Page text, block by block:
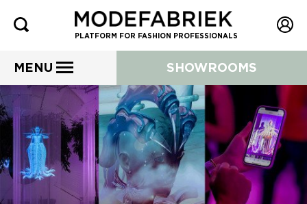
PLATFORM FOR FASHION PROFESSIONALS
MENU SHOWROOMS